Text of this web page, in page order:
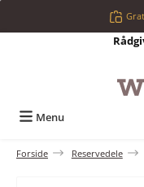
Menu
Forside Reservedele